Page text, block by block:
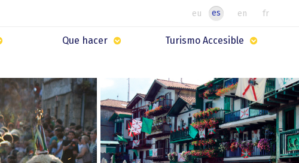
es
eu fr
en
Que hacer Turismo Accesible